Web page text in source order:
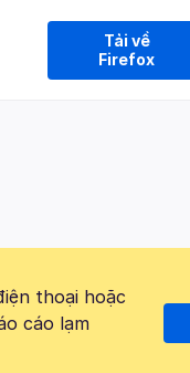
Tải về
Firefox
thoại hoặc
cáo lạm